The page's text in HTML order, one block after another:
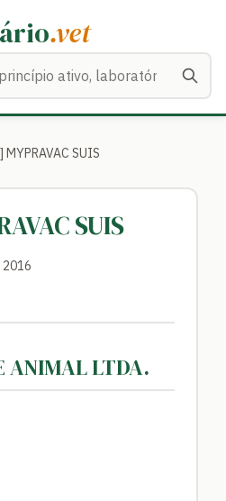
.vet
MYPRAVAC SUIS
SUIS
2016
ANIMAL LTDA.